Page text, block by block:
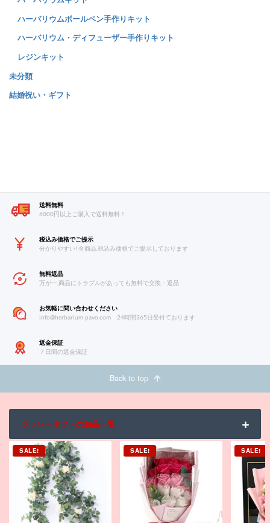
ハーバリウムボールペン手作りキット
ハーバリウム・ディフューザー手作りキット
レジンキット
未分類
結婚祝い・ギフト
送料無料
6000円以上ご購入で送料無料！
税込み価格でご提示
分かりやすい! 全商品,税込み価格でご提示しております
無料返品
万が一,商品にトラブルがあっても無料で交換・返品
お気軽に問い合わせください
info@herbarium-pavo.com24時間365日受付ております
返金保証
７日間の返金保証
Back to top
フラワーギフトの商品一覧
SALE! SALE! SALE!